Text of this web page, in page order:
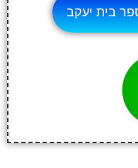
בית יעקב